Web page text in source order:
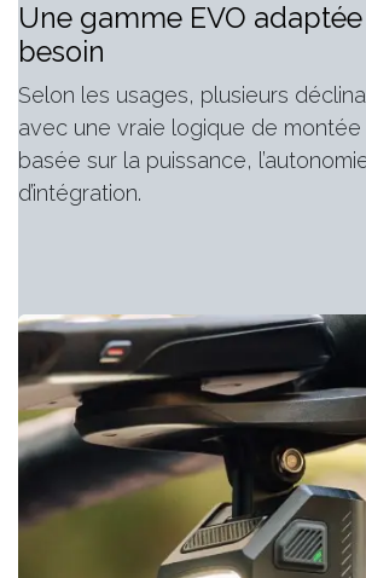
Une gamme EVO
besoin
Selon les usages, plusieurs
avec une vraie logique de montée
basée sur la puissance,
d’intégration.